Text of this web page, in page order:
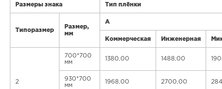
Размеры знака Тип плёнки
Типоразмер
Размер,
мм
А
Коммерческая Инженерная
2
700*700
мм
1380,00 1488,00
930*700
мм
1968,00 2700,00